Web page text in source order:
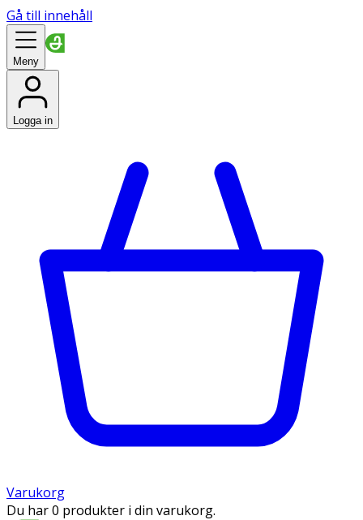
Gå till innehåll
Meny
Logga in
Varukorg
Du har 0 produkter i din varukorg.